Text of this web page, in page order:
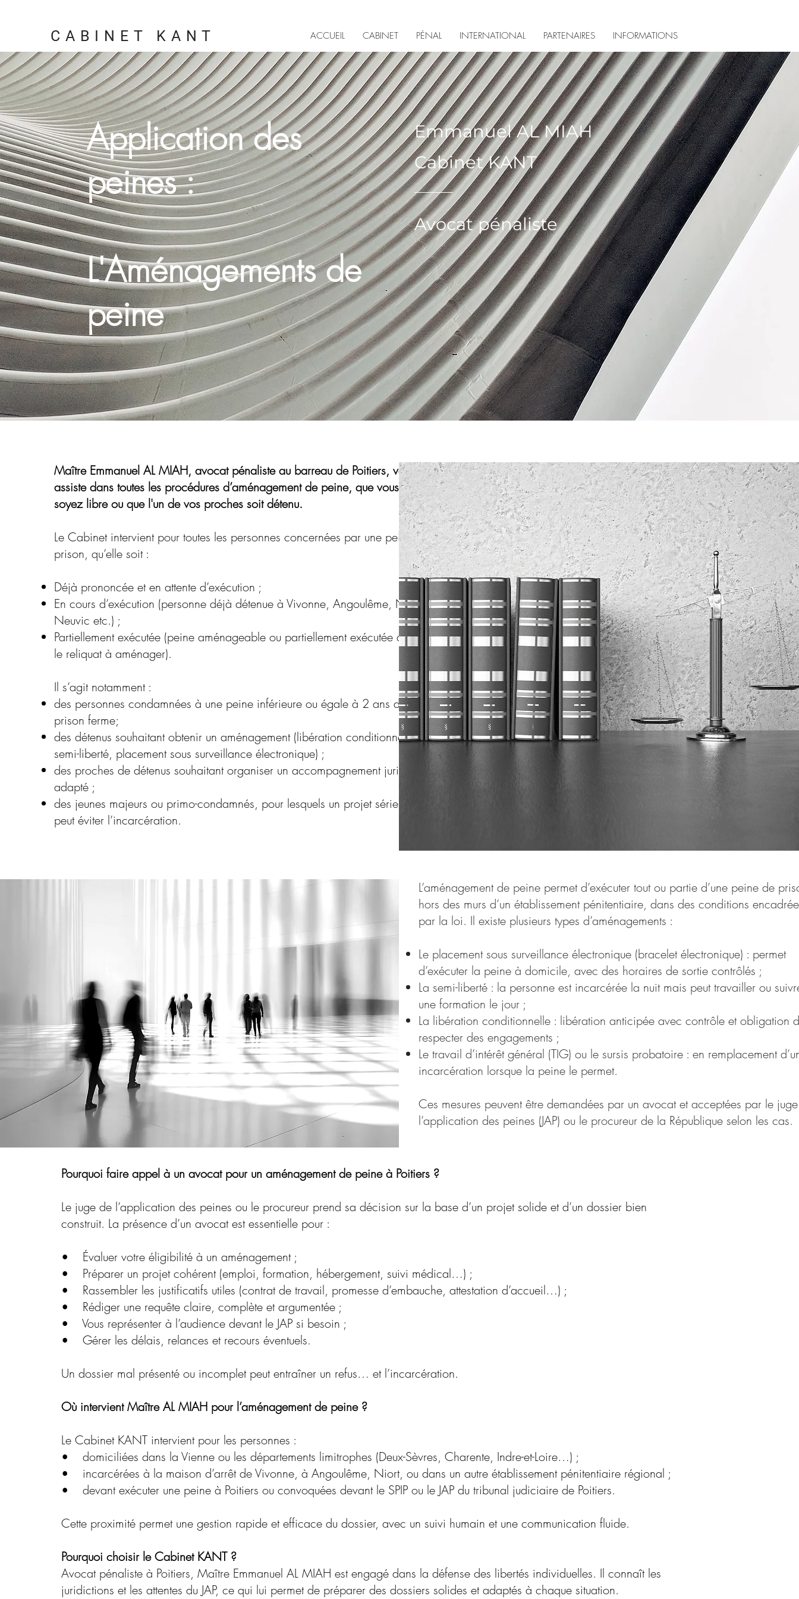
CABINET KANT ACCUEIL CABINET PÉNAL INTERNATIONAL PARTENAIRES INFORMATIONS
Application des
peines :
L'Aménagements de
peine
Emmanuel AL MIAH
Cabinet KANT
Avocat pénaliste
Maître Emmanuel AL MIAH, avocat pénaliste au barreau de Poitiers, vous
assiste dans toutes les procédures d’aménagement de peine, que vous
soyez libre ou que l'un de vos proches soit détenu.
Le Cabinet intervient pour toutes les personnes concernées par une peine de
prison, qu’elle soit :
Déjà prononcée et en attente d’exécution ;
En cours d’exécution (personne déjà détenue à Vivonne, Angoulême, Niort,
Neuvic etc.) ;
Partiellement exécutée (peine aménageable ou partiellement exécutée avec
le reliquat à aménager).
Il s’agit notamment :
des personnes condamnées à une peine inférieure ou égale à 2 ans de
prison ferme;
des détenus souhaitant obtenir un aménagement (libération conditionnelle,
semi-liberté, placement sous surveillance électronique) ;
des proches de détenus souhaitant organiser un accompagnement juridique
adapté ;
des jeunes majeurs ou primo-condamnés, pour lesquels un projet sérieux
peut éviter l’incarcération.
L’aménagement de peine permet d’exécuter tout ou partie d’une peine de
hors des murs d’un établissement pénitentiaire, dans des conditions
par la loi. Il existe plusieurs types d’aménagements :
Le placement sous surveillance électronique (bracelet électronique) : permet
d’exécuter la peine à domicile, avec des horaires de sortie contrôlés ;
La semi-liberté : la personne est incarcérée la nuit mais peut travailler ou
une formation le jour ;
La libération conditionnelle : libération anticipée avec contrôle et obligation
respecter des engagements ;
Le travail d’intérêt général (TIG) ou le sursis probatoire : en remplacement
incarcération lorsque la peine le permet.
Ces mesures peuvent être demandées par un avocat et acceptées par le
l’application des peines (JAP) ou le procureur de la République selon les cas.
Pourquoi faire appel à un avocat pour un aménagement de peine à Poitiers ?
Le juge de l’application des peines ou le procureur prend sa décision sur la base d’un projet solide et d’un dossier bien
construit. La présence d’un avocat est essentielle pour :
• Évaluer votre éligibilité à un aménagement ;
• Préparer un projet cohérent (emploi, formation, hébergement, suivi médical…) ;
• Rassembler les justificatifs utiles (contrat de travail, promesse d’embauche, attestation d’accueil…) ;
• Rédiger une requête claire, complète et argumentée ;
• Vous représenter à l’audience devant le JAP si besoin ;
• Gérer les délais, relances et recours éventuels.
Un dossier mal présenté ou incomplet peut entraîner un refus… et l’incarcération.
Où intervient Maître AL MIAH pour l’aménagement de peine ?
Le Cabinet KANT intervient pour les personnes :
• domiciliées dans la Vienne ou les départements limitrophes (Deux-Sèvres, Charente, Indre-et-Loire…) ;
• incarcérées à la maison d’arrêt de Vivonne, à Angoulême, Niort, ou dans un autre établissement pénitentiaire régional ;
• devant exécuter une peine à Poitiers ou convoquées devant le SPIP ou le JAP du tribunal judiciaire de Poitiers.
Cette proximité permet une gestion rapide et efficace du dossier, avec un suivi humain et une communication fluide.
Pourquoi choisir le Cabinet KANT ?
Avocat pénaliste à Poitiers, Maître Emmanuel AL MIAH est engagé dans la défense des libertés individuelles. Il connaît les
juridictions et les attentes du JAP, ce qui lui permet de préparer des dossiers solides et adaptés à chaque situation.